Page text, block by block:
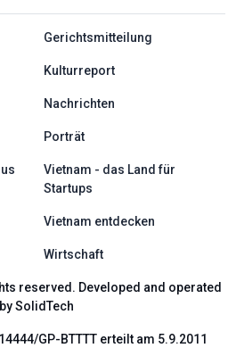
Đức
Gerichtsmitteilung
Kulturreport
Nachrichten
Porträt
Vietnam - das Land für
Startups
Vietnam entdecken
Wirtschaft
reserved. Developed and operated
by SolidTech
GP-BTTTT erteilt am 5.9.2011